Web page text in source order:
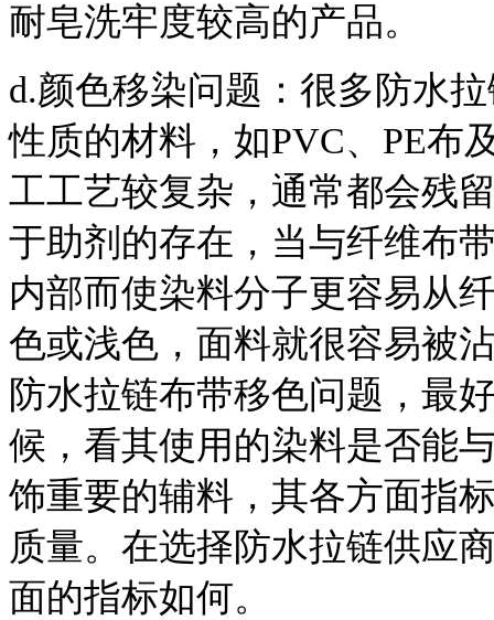
耐皂洗牢度较高的产品。
d.颜色移染问题：很多防水
性质的材料，如PVC、PE布
工工艺较复杂，通常都会残
于助剂的存在，当与纤维布
内部而使染料分子更容易从
色或浅色，面料就很容易被
防水拉链布带移色问题，最
候，看其使用的染料是否能
饰重要的辅料，其各方面指
质量。在选择防水拉链供应
面的指标如何。